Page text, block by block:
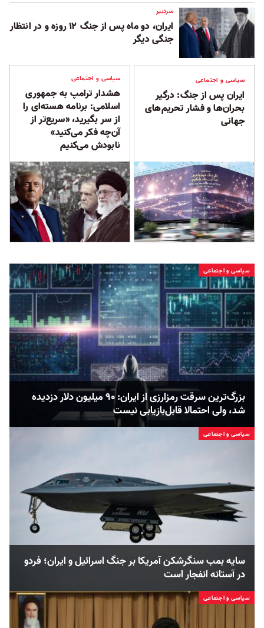
سردبیر
ایران، دو ماه پس از جنگ ۱۲ روزه و در انتظار
جنگی دیگر
سیاسی و اجتماعی
ایران پس از جنگ: درگیر
بحران‌ها و فشار تحریم‌های
جهانی
سیاسی و اجتماعی
هشدار ترامپ به جمهوری
اسلامی: برنامه هسته‌ای را
از سر بگیرید، «سریع‌تر از
آن‌چه فکر می‌کنید»
نابودش می‌کنیم
سیاسی و اجتماعی
بزرگ‌ترین سرقت رمزارزی از ایران: ۹۰ میلیون دلار دزدیده
شد، ولی احتمالا قابل‌بازیابی نیست
سیاسی و اجتماعی
سایه بمب سنگرشکن آمریکا بر جنگ اسرائیل و ایران؛ فردو
در آستانه انفجار است
سیاسی و اجتماعی